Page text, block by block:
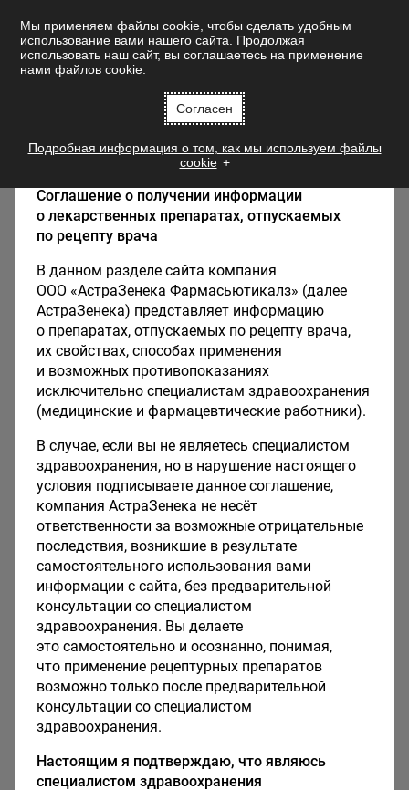
Терапевтические области
Календарь мероприятий
Август 2026
пн вт ср чт пт сб
27 28 29 30 31
3 4 5 6 7
10 11 12 13 14 15
17 18 19 20
24 25 26 27 28 29
31 1 2 3
Все мероприятия
Добро пожаловать на az-most.ru
информационный интернет-портал для
здравоохранения!
Соглашение о получении информации
о лекарственных препаратах, отпускаемых
по рецепту врача
В данном разделе сайта компания
ООО «АстраЗенека Фармасьютикалз» (далее
АстраЗенека) представляет информацию
о препаратах, отпускаемых по рецепту врача,
их свойствах, способах применения
и возможных противопоказаниях
исключительно специалистам здравоохранения
(медицинские и фармацевтические работники).
В случае, если вы не являетесь специалистом
здравоохранения, но в нарушение настоящего
условия подписываете данное соглашение,
компания АстраЗенека не несёт
ответственности за возможные отрицательные
последствия, возникшие в результате
самостоятельного использования вами
информации с сайта, без предварительной
консультации со специалистом
здравоохранения. Вы делаете
это самостоятельно и осознанно, понимая,
что применение рецептурных препаратов
возможно только после предварительной
консультации со специалистом
здравоохранения.
Настоящим я подтверждаю, что являюсь
специалистом здравоохранения
Мы применяем файлы cookie, чтобы сделать удобным
использование вами нашего сайта. Продолжая
использовать наш сайт, вы соглашаетесь на применение
нами файлов cookie.
Согласен
Подробная информация о том, как мы используем файлы
cookie